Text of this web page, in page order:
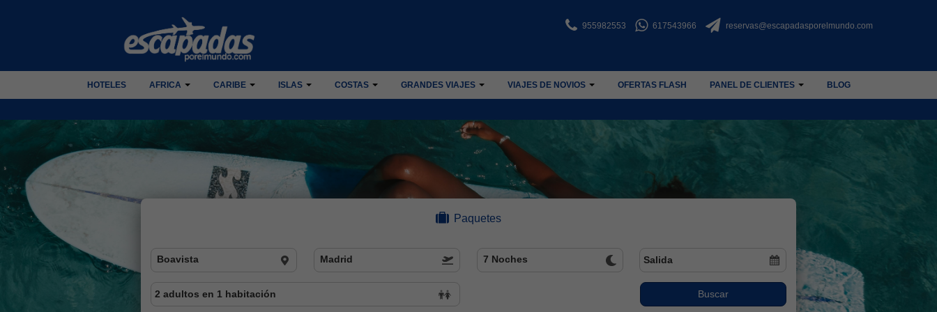
955982553 617543966 reservas@escapadasporelmundo.com
HOTELES AFRICA CARIBE ISLAS COSTAS GRANDES VIAJES VIAJES DE NOVIOS OFERTAS FLASH PANEL DE CLIENTES BLOG
Paquetes
Boavista Madrid 7 Noches
Buscar